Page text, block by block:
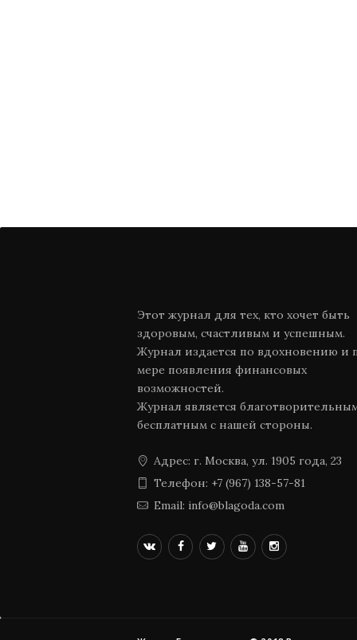
Этот журнал для тех, кто хочет быть
здоровым, счастливым и успешным.
Журнал издается по вдохновению и
мере появления финансовых
возможностей.
Журнал является
бесплатным с нашей стороны.
Адрес: г. Москва, ул. 1905 года, 23
Телефон: +7 (967) 138-57-81
Email: info@blagoda.com